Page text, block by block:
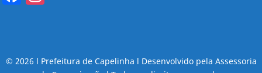
© 2026 l Prefeitura de Capelinha l Desenvolvido pela Assessoria